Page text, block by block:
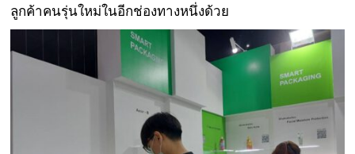
ลูกค้าคนรุ่นใหม่ในอีกช่องทางหนึ่งด้วย